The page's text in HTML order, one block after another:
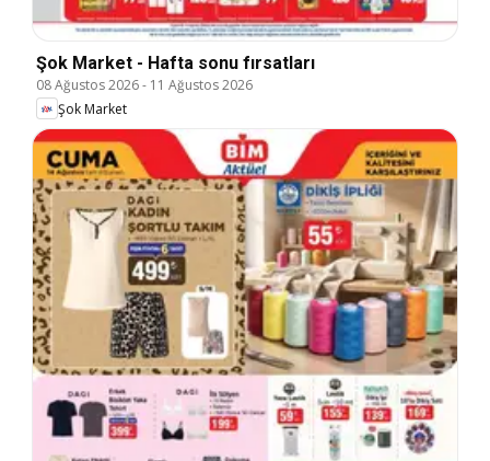
Şok Market - Hafta sonu fırsatları
08 Ağustos 2026- 11 Ağustos 2026
Şok Market